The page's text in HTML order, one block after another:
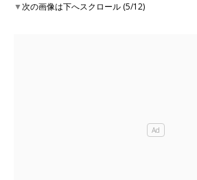
▼次の画像は下へスクロール (5/12)